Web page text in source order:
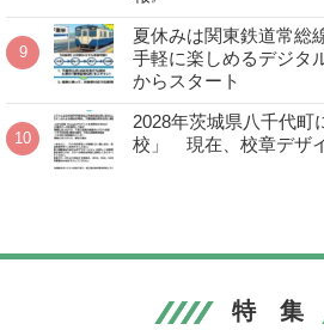
夏休みは関東鉄道常
手軽に楽しめるデジタ
からスタート
2028年茨城県八千代町
校」 現在、校章デザ
特 集